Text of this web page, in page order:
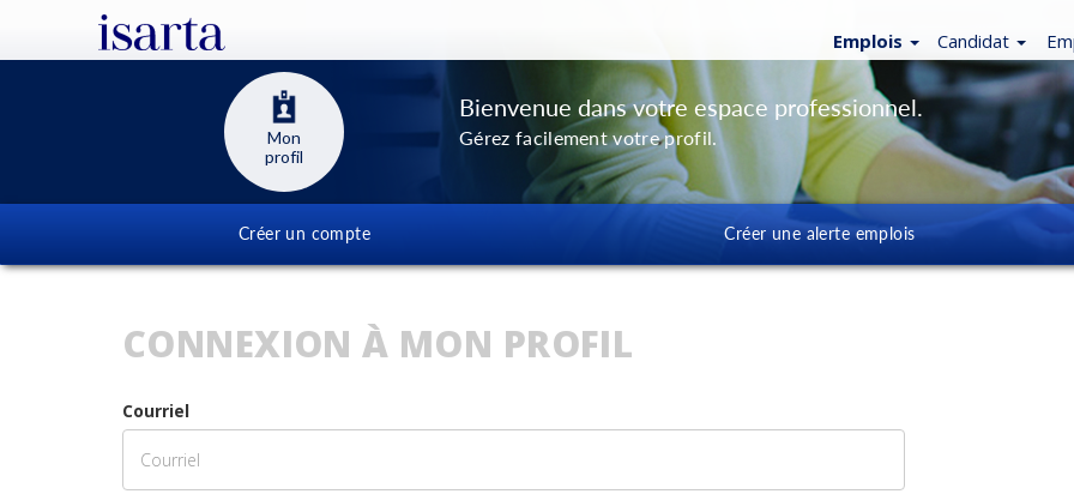
Emplois Candidat
Mon
profil
Bienvenue dans votre espace professionnel.
Gérez facilement votre profil.
Créer un compte Créer une alerte emplois
CONNEXION À MON PROFIL
Courriel